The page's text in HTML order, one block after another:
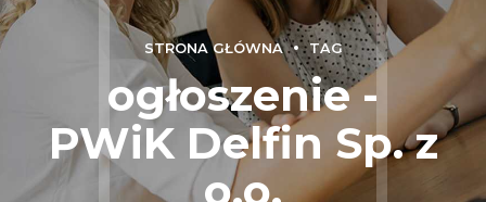
STRONA GŁÓWNA TAG
ogłoszenie -
PWiK Delfin Sp. z
o.o.